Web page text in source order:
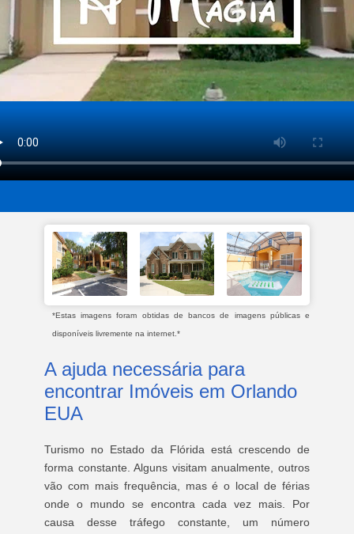
*Estas imagens foram obtidas de bancos de imagens públicas e
disponíveis livremente na internet.*
A ajuda necessária para
encontrar Imóveis em Orlando
EUA
Turismo no Estado da Flórida está crescendo de
forma constante. Alguns visitam anualmente, outros
vão com mais frequência, mas é o local de férias
onde o mundo se encontra cada vez mais. Por
causa desse tráfego constante, um número